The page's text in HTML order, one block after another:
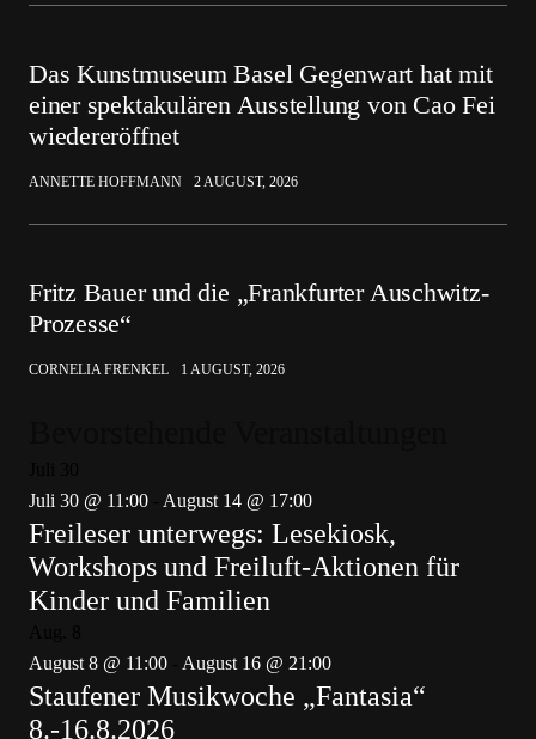
Das Kunstmuseum Basel Gegenwart hat mit
einer spektakulären Ausstellung von Cao Fei
wiedereröffnet
ANNETTE HOFFMANN 2 AUGUST, 2026
Fritz Bauer und die „Frankfurter Auschwitz-
Prozesse“
CORNELIA FRENKEL 1 AUGUST, 2026
Juli 30 @ 11:00
August 14 @ 17:00
Freileser unterwegs: Lesekiosk,
Workshops und Freiluft-Aktionen für
Kinder und Familien
August 8 @ 11:00
August 16 @ 21:00
Staufener Musikwoche „Fantasia“
8.-16.8.2026